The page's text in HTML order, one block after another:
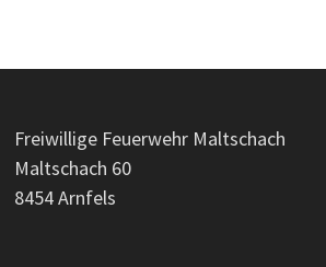
Freiwillige Feuerwehr Maltschach
Maltschach 60
8454 Arnfels